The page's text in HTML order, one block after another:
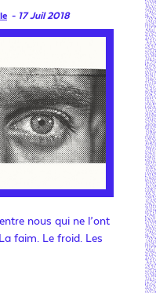
- 17 Juil 2018
nous qui ne l’ont
faim. Le froid. Les